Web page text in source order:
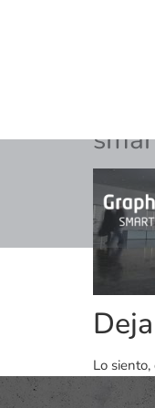
Lo